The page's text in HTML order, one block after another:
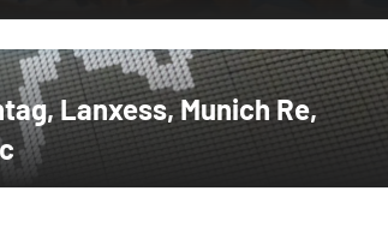
Lanxess, Munich Re,